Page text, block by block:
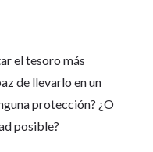
el tesoro más
de llevarlo en un
protección? ¿O
posible?